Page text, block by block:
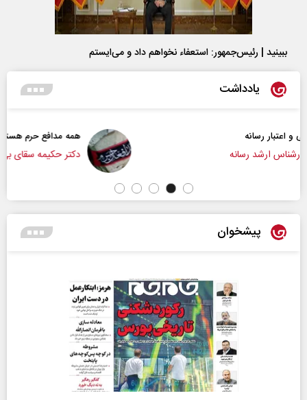
ببینید | رئیس‌جمهور: استعفاء نخواهم داد و می‌ایستم
یادداشت
همه مدافع حرم هستیم
دکتر حکیمه سقای بی‌ریا - استادیار دانشگاه تهران
پیشخوان